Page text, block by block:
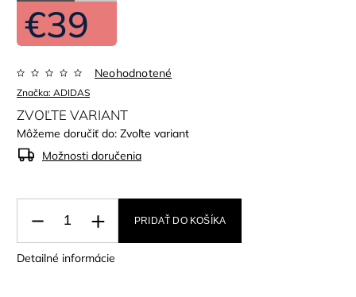
Značka: ADIDAS
Neohodnotené
€39
ZVOĽTE VARIANT
Môžeme doručiť do: Zvoľte variant
Možnosti doručenia
PRIDAŤ DO KOŠÍKA
Detailné informácie